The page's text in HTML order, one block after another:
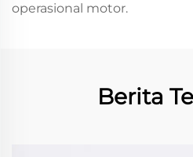
operasional motor.
Berita